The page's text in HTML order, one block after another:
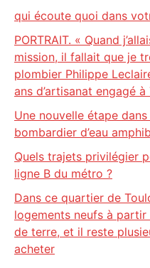
qui écoute quoi dans
PORTRAIT. « Quand
mission, il fallait que je
plombier Philippe
ans d’artisanat engagé à
Une nouvelle étape
bombardier d’eau
Quels trajets privilégier
ligne B du métro ?
Dans ce quartier de
logements neufs à
de terre, et il reste
acheter